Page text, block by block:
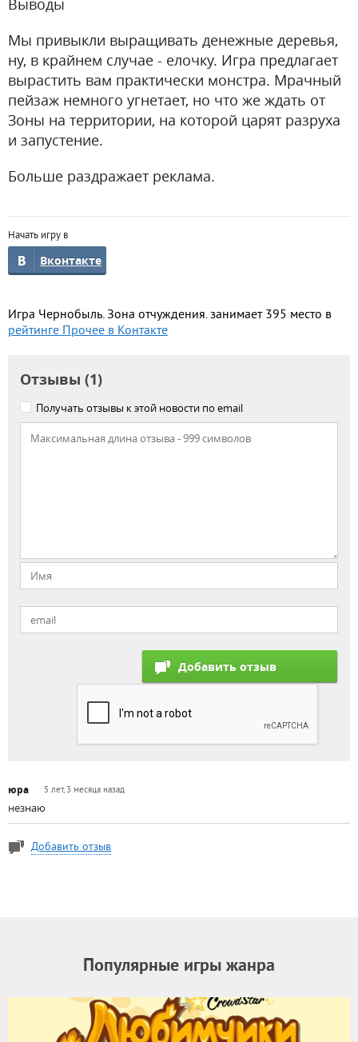
Выводы
Мы привыкли выращивать денежные деревья,
ну, в крайнем случае - елочку. Игра предлагает
вырастить вам практически монстра. Мрачный
пейзаж немного угнетает, но что же ждать от
Зоны на территории, на которой царят разруха
и запустение.
Больше раздражает реклама.
Начать игру в
Вконтакте
Игра Чернобыль. Зона отчуждения. занимает 395 место в
рейтинге Прочее в Контакте
Отзывы (1)
Получать отзывы к этой новости по email
юра 5 лет, 3 месяца назад
незнаю
Добавить отзыв
Популярные игры жанра